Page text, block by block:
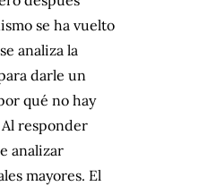
se ha vuelto
analiza la
darle un
qué no hay
responder
analizar
mayores. El